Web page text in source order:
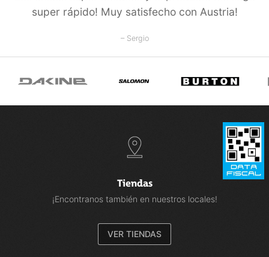
malla transpirable para una excelente gestión de la humedad.
SISTEMA DE TRANSPORTE:
-Presillas adicionales: Personaliza tu mochila enganchando
-Presilla reflectante adicional para linterna
super rápido! Muy satisfecho con Austria!
– Sergio
Tiendas
¡Encontranos también en nuestros locales!
VER TIENDAS